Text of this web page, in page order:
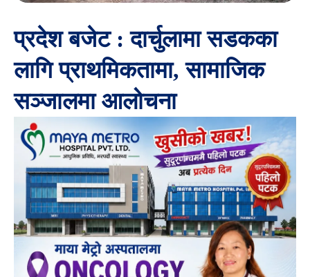
प्रदेश बजेट : दार्चुलामा सडकका
लागि प्राथमिकतामा, सामाजिक
सञ्जालमा आलोचना